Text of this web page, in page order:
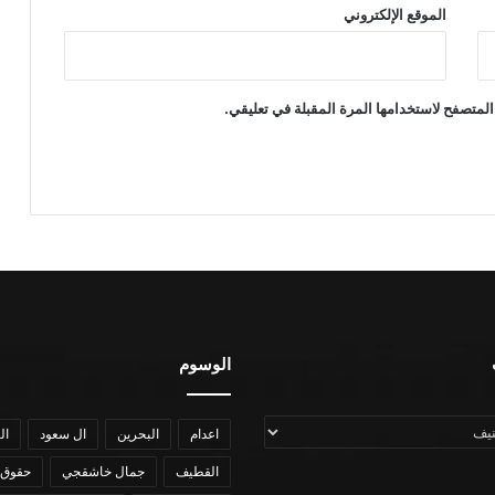
الموقع الإلكتروني
لاستخدامها المرة المقبلة في تعليقي.
الوسوم
اعدام البحرين ال سعود
القطيف جمال خاشقجي حقوق